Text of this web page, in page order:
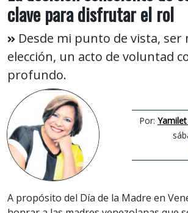
clave para disfrutar el rol
Desde mi punto de vista, ser
elección, un acto de voluntad
profundo.
Por:
A propósito del Día de la Madre en